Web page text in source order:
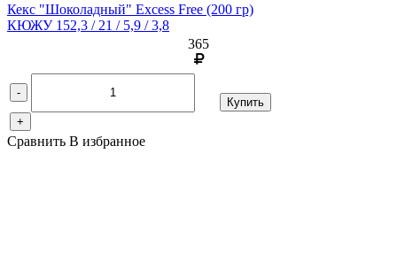
Кекс "Шоколадный" Excess Free (200 гр)
КЮЖУ 152,3 / 21 / 5,9 / 3,8
365
-
+
Купить
Сравнить В избранное